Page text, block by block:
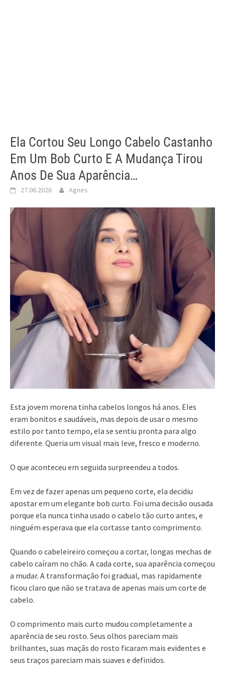
Ela Cortou Seu Longo Cabelo Castanho
Em Um Bob Curto E A Mudança Tirou
Anos De Sua Aparência…
27.06.2026 Agnes
Esta jovem morena tinha cabelos longos há anos. Eles
eram bonitos e saudáveis, mas depois de usar o mesmo
estilo por tanto tempo, ela se sentiu pronta para algo
diferente. Queria um visual mais leve, fresco e moderno.
O que aconteceu em seguida surpreendeu a todos.
Em vez de fazer apenas um pequeno corte, ela decidiu
apostar em um elegante bob curto. Foi uma decisão ousada
porque ela nunca tinha usado o cabelo tão curto antes, e
ninguém esperava que ela cortasse tanto comprimento.
Quando o cabeleireiro começou a cortar, longas mechas de
cabelo caíram no chão. A cada corte, sua aparência começou
a mudar. A transformação foi gradual, mas rapidamente
ficou claro que não se tratava de apenas mais um corte de
cabelo.
O comprimento mais curto mudou completamente a
aparência de seu rosto. Seus olhos pareciam mais
brilhantes, suas maçãs do rosto ficaram mais evidentes e
seus traços pareciam mais suaves e definidos.